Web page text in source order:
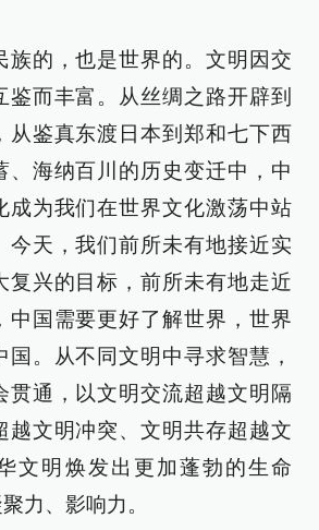
族的，也是世界的。文明因交
鉴而丰富。从丝绸之路开辟到
从鉴真东渡日本到郑和七下西
、海纳百川的历史变迁中，中
成为我们在世界文化激荡中站
今天，我们前所未有地接近实
复兴的目标，前所未有地走近
中国需要更好了解世界，世界
国。从不同文明中寻求智慧，
贯通，以文明交流超越文明隔
越文明冲突、文明共存超越文
文明焕发出更加蓬勃的生命
力、影响力。